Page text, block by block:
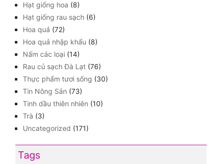
Hạt giống hoa (8)
Hạt giống rau sạch (6)
Hoa quả (72)
Hoa quả nhập khẩu (8)
Nấm các loại (14)
Rau củ sạch Đà Lạt (76)
Thực phẩm tươi sống (30)
Tin Nông Sản (73)
Tinh dầu thiên nhiên (10)
Trà (3)
Uncategorized (171)
Tags